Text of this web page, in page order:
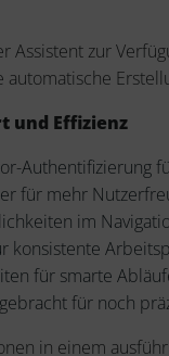
zur
und Effizienz
Authentifizierung
für mehr
im
konsistente
für smarte
für noch
in einem